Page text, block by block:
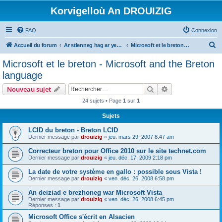
Korvigelloù An DROUIZIG
FAQ Connexion
Accueil du forum Ar stlenneg hag ar yezhoù bihan er bed a-bezh Microsoft et le breton - Microsoft and the Breton language
Microsoft et le breton - Microsoft and the Breton
language
Nouveau sujet Rechercher
24 sujets • Page 1 sur 1
Sujets
LCID du breton - Breton LCID
Dernier message par drouizig « jeu. mars 29, 2007 8:47 am
Correcteur breton pour Office 2010 sur le site technet.com
Dernier message par drouizig « jeu. déc. 17, 2009 2:18 pm
La date de votre système en gallo : possible sous Vista !
Dernier message par drouizig « ven. déc. 26, 2008 6:58 pm
An deiziad e brezhoneg war Microsoft Vista
Dernier message par drouizig « ven. déc. 26, 2008 6:45 pm
Réponses : 1
Microsoft Office s'écrit en Alsacien